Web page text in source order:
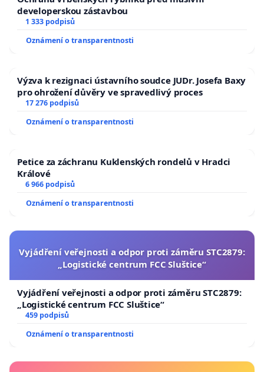
developerskou zástavbou
1 333 podpisů
Oznámení o transparentnosti
Výzva k rezignaci ústavního soudce JUDr. Josefa Baxy
pro ohrožení důvěry ve spravedlivý proces
17 276 podpisů
Oznámení o transparentnosti
Petice za záchranu Kuklenských rondelů v Hradci
Králové
6 966 podpisů
Oznámení o transparentnosti
Vyjádření veřejnosti a odpor proti záměru STC2879:
„Logistické centrum FCC Sluštice“
Vyjádření veřejnosti a odpor proti záměru STC2879:
„Logistické centrum FCC Sluštice“
459 podpisů
Oznámení o transparentnosti